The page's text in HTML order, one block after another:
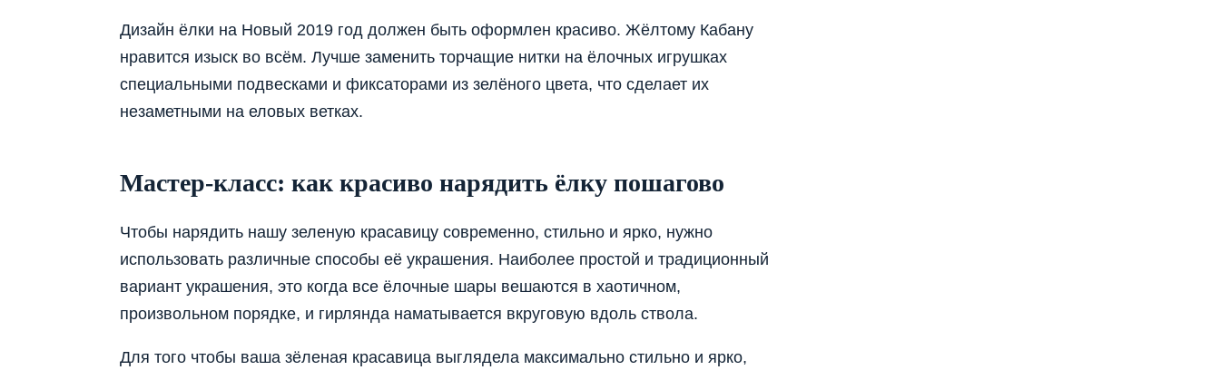
Дизайн ёлки на Новый 2019 год должен быть оформлен красиво. Жёлтому Кабану
нравится изыск во всём. Лучше заменить торчащие нитки на ёлочных игрушках
специальными подвесками и фиксаторами из зелёного цвета, что сделает их
незаметными на еловых ветках.
Мастер-класс: как красиво нарядить ёлку пошагово
Чтобы нарядить нашу зеленую красавицу современно, стильно и ярко, нужно
использовать различные способы её украшения. Наиболее простой и традиционный
вариант украшения, это когда все ёлочные шары вешаются в хаотичном,
произвольном порядке, и гирлянда наматывается вкруговую вдоль ствола.
Для того чтобы ваша зёленая красавица выглядела максимально стильно и ярко,